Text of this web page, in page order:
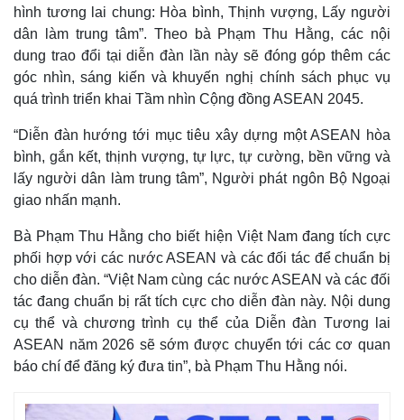
Thế giới
Quan sát
Cuộc sống đó đây
Hồ sơ
Multimedia
Video
Ảnh
E-Magazine
Infographic
hình tương lai chung: Hòa bình, Thịnh vượng, Lấy người
dân làm trung tâm”. Theo bà Phạm Thu Hằng, các nội
dung trao đổi tại diễn đàn lần này sẽ đóng góp thêm các
góc nhìn, sáng kiến và khuyến nghị chính sách phục vụ
quá trình triển khai Tầm nhìn Cộng đồng ASEAN 2045.
“Diễn đàn hướng tới mục tiêu xây dựng một ASEAN hòa
bình, gắn kết, thịnh vượng, tự lực, tự cường, bền vững và
lấy người dân làm trung tâm”, Người phát ngôn Bộ Ngoại
giao nhấn mạnh.
Bà Phạm Thu Hằng cho biết hiện Việt Nam đang tích cực
phối hợp với các nước ASEAN và các đối tác để chuẩn bị
cho diễn đàn. “Việt Nam cùng các nước ASEAN và các đối
tác đang chuẩn bị rất tích cực cho diễn đàn này. Nội dung
cụ thể và chương trình cụ thể của Diễn đàn Tương lai
ASEAN năm 2026 sẽ sớm được chuyển tới các cơ quan
báo chí để đăng ký đưa tin”, bà Phạm Thu Hằng nói.